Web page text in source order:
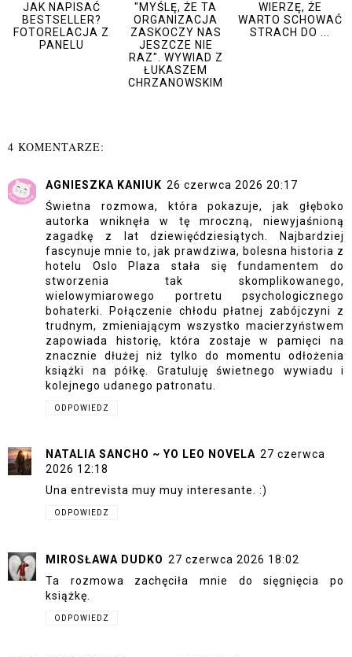
JAK NAPISAĆ
BESTSELLER?
FOTORELACJA Z
PANELU
"MYŚLĘ, ŻE TA
ORGANIZACJA
ZASKOCZY NAS
JESZCZE NIE
RAZ". WYWIAD Z
ŁUKASZEM
CHRZANOWSKIM
WIERZĘ, ŻE
WARTO SCHOWAĆ
STRACH DO ...
4 KOMENTARZE:
AGNIESZKA KANIUK 26 czerwca 2026 20:17
Świetna rozmowa, która pokazuje, jak głęboko
autorka wniknęła w tę mroczną, niewyjaśnioną
zagadkę z lat dziewięćdziesiątych. Najbardziej
fascynuje mnie to, jak prawdziwa, bolesna historia z
hotelu Oslo Plaza stała się fundamentem do
stworzenia tak skomplikowanego,
wielowymiarowego portretu psychologicznego
bohaterki. Połączenie chłodu płatnej zabójczyni z
trudnym, zmieniającym wszystko macierzyństwem
zapowiada historię, która zostaje w pamięci na
znacznie dłużej niż tylko do momentu odłożenia
książki na półkę. Gratuluję świetnego wywiadu i
kolejnego udanego patronatu.
ODPOWIEDZ
NATALIA SANCHO ~ YO LEO NOVELA 27 czerwca
2026 12:18
Una entrevista muy muy interesante. :)
ODPOWIEDZ
MIROSŁAWA DUDKO 27 czerwca 2026 18:02
Ta rozmowa zachęciła mnie do sięgnięcia po
książkę.
ODPOWIEDZ